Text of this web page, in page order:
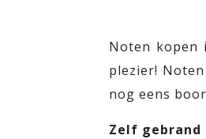
Noten kopen
plezier!
nog eens
Zelf gebrand